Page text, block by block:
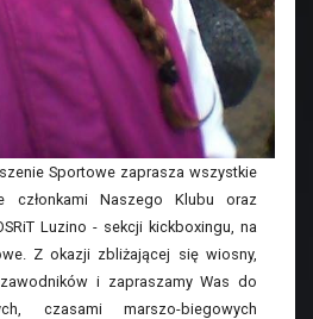
Sportowe zaprasza wszystkie
członkami Naszego Klubu oraz
Luzino - sekcji kickboxingu, na
Z okazji zbliżającej się wiosny,
i zapraszamy Was do
czasami marszo-biegowych